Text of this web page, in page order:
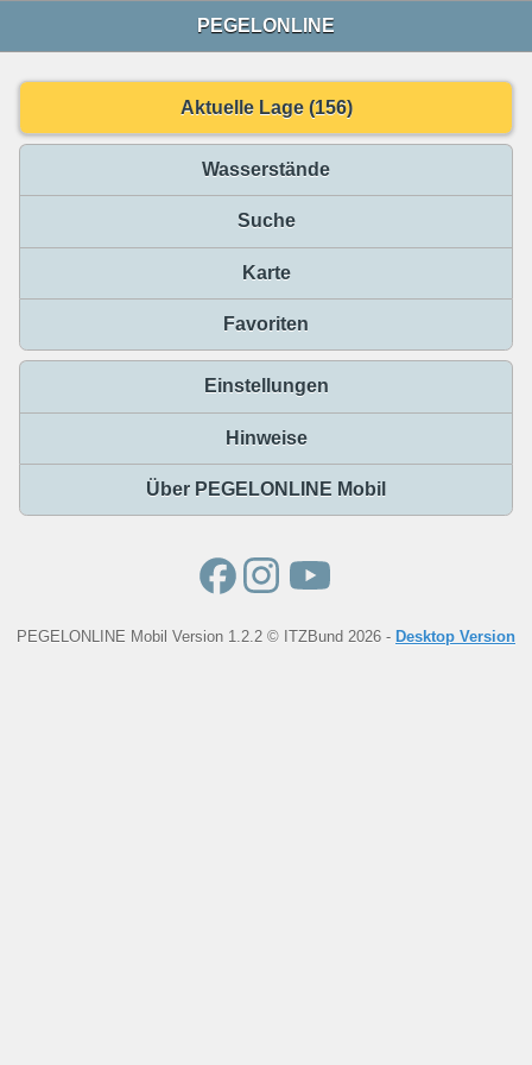
PEGELONLINE
Aktuelle Lage (156)
Wasserstände
Suche
Karte
Favoriten
Einstellungen
Hinweise
Über PEGELONLINE Mobil
PEGELONLINE Mobil Version 1.2.2 © ITZBund 2026 - Desktop Version